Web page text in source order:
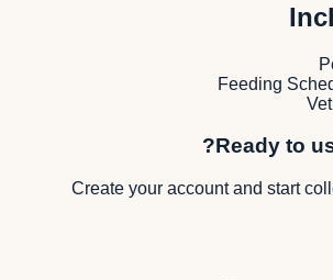
Feeding
Ready to
Create your account and start